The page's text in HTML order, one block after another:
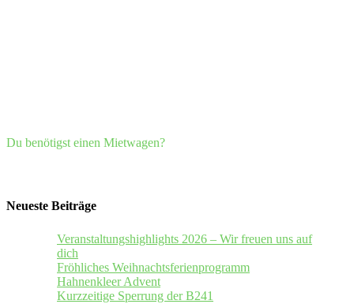
Du benötigst einen Mietwagen?
Neueste Beiträge
Veranstaltungshighlights 2026 – Wir freuen uns auf
dich
Fröhliches Weihnachtsferienprogramm
Hahnenkleer Advent
Kurzzeitige Sperrung der B241